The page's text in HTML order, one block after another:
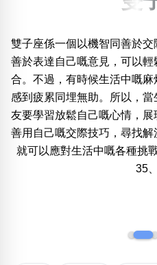
位置:
一 二 三 四 五 六
雙子座係一個以機智同善於
善於表達自己嘅意見，可以
合。不過，有時候生活中嘅
感到疲累同埋無助。所以，
友要學習放鬆自己嘅心情，展
善用自己嘅交際技巧，尋找
就可以應對生活中嘅各種挑
35